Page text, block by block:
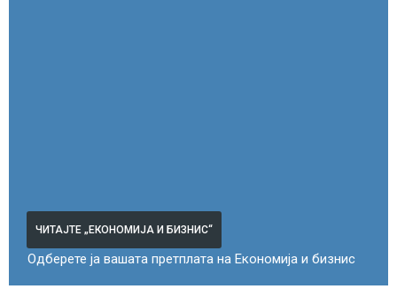
ЧИТАЈТЕ „ЕКОНОМИЈА И БИЗНИС“
Одберете ја вашата претплата на Економија и бизнис